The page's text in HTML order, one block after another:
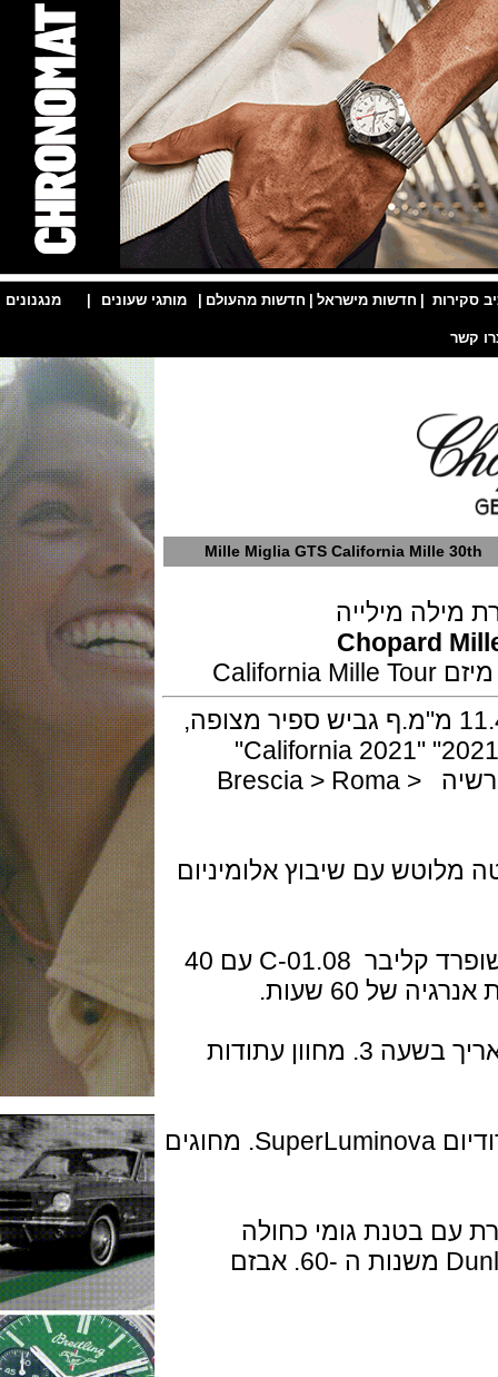
| חדשות מישראל | חדשות מהעולם | מותגי שעונים | מנגנונים |
Mille Miglia GTS California Mille
מילייה
Chopard
בפלדה בקוטר 43 מ"מ ועובי 11.4 מ"מ.ף גביש ספיר מצופה,
תצוגת ספיר עם הטבעה "קליפורניה 2021" "California 2021"
ונושאת את הכיתוב ברשיה> רומא> ברשיה Brescia > Roma >
עם שיבוץ אלומיניום
מנגנון ביצור עצמי מעני אוטומטי של שופרד קליבר 01.08-C עם 40
הפונקציות הן: שעות, דקות, שניות ותאריך בשעה 3. מחוון עתודות
חוגה כסופה עם אפליקציות מצופות רודיום SuperLuminova. מחוגים
בטנת גומי כחולה
בהשראת צמיגי המירוץ של חברת Dunlop משנות ה -60. אבזם